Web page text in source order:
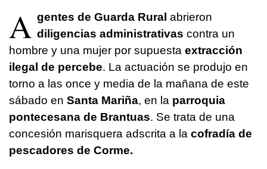
A gentes de Guarda Rural abrieron
diligencias administrativas contra un
hombre y una mujer por supuesta extracción
ilegal de percebe. La actuación se produjo en
torno a las once y media de la mañana de este
sábado en Santa Mariña, en la parroquia
pontecesana de Brantuas. Se trata de una
concesión marisquera adscrita a la cofradía de
pescadores de Corme.